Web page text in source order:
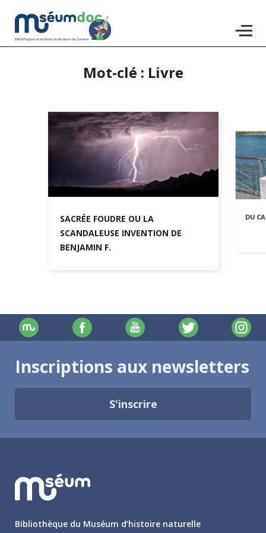
contenu
principal
Mot-clé : Livre
SACRÉE FOUDRE OU LA
SCANDALEUSE INVENTION DE
BENJAMIN F.
DU
Inscriptions aux newsletters
S'inscrire
Bibliothèque du Muséum d’histoire naturelle